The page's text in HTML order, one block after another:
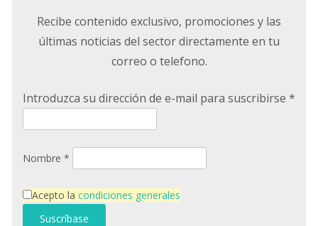
Recibe contenido exclusivo, promociones y las
últimas noticias del sector directamente en tu
correo o telefono.
Introduzca su dirección de e-mail para suscribirse *
Nombre *
Acepto la condiciones generales